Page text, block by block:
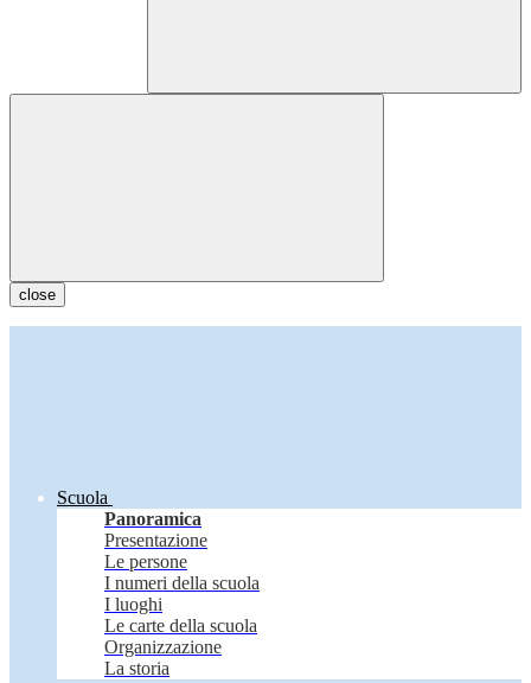
close
Scuola
Panoramica
Presentazione
Le persone
I numeri della scuola
I luoghi
Le carte della scuola
Organizzazione
La storia